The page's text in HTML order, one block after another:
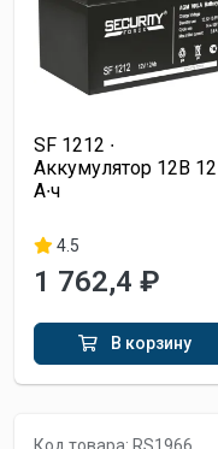
SF 1212 ∙
Аккумулятор 12В 12
А∙ч
4.5
1 762,4 ₽
В корзину